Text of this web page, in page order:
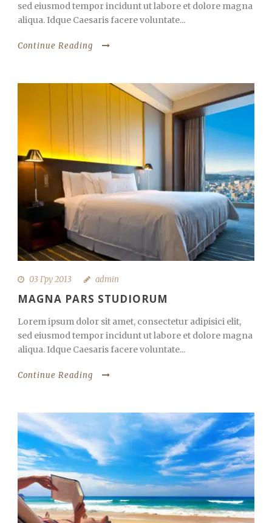
sed eiusmod tempor incidunt ut labore et dolore magna
aliqua. Idque Caesaris facere voluntate...
Continue Reading
03 Гру 2013 admin
MAGNA PARS STUDIORUM
Lorem ipsum dolor sit amet, consectetur adipisici elit,
sed eiusmod tempor incidunt ut labore et dolore magna
aliqua. Idque Caesaris facere voluntate...
Continue Reading